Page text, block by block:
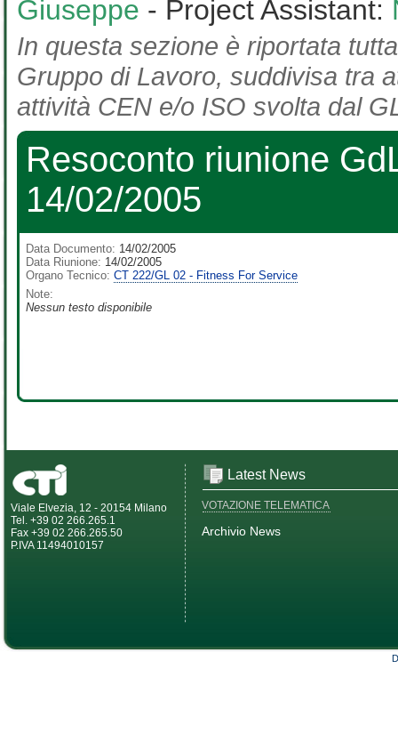
Giuseppe - Project Assistant:
In questa sezione è riportata
Gruppo di Lavoro, suddivisa tra
attività CEN e/o ISO svolta dal
Resoconto riunione
14/02/2005
Data Documento: 14/02/2005
Data Riunione: 14/02/2005
Organo Tecnico: CT 222/GL 02 - Fitness For Service
Note:
Nessun testo disponibile
Viale Elvezia, 12 - 20154 Milano
Tel. +39 02 266.265.1
Fax +39 02 266.265.50
P.IVA 11494010157
Latest News
VOTAZIONE TELEMATICA
Archivio News